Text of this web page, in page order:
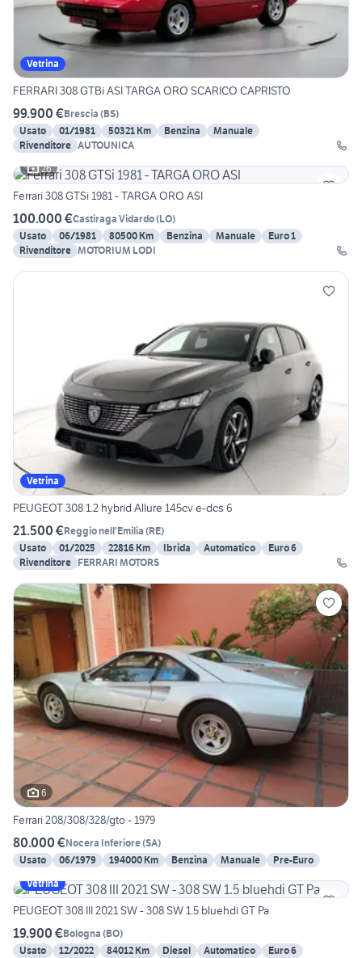
Vetrina
FERRARI 308 GTBi ASI TARGA ORO SCARICO CAPRISTO
99.900 €Brescia (BS)
Usato
01/1981 50321 Km Benzina
Manuale
Rivenditore AUTOUNICA
26
Ferrari 308 GTSi 1981 - TARGA ORO ASI
100.000 €Castiraga Vidardo(LO)
Usato
06/1981 80500 Km Benzina Manuale
Euro 1
Rivenditore MOTORIUM LODI
Vetrina
PEUGEOT 308 1.2 hybrid Allure 145cv e-dcs 6
21.500 €Reggio nell'Emilia (RE)
Usato
01/2025 22816 Km Ibrida Automatico
Euro 6
Rivenditore FERRARI MOTORS
6
Ferrari 208/308/328/gto - 1979
80.000 €Nocera Inferiore(SA)
Usato
06/1979 194000 Km Benzina Manuale
Pre-Euro
Vetrina
PEUGEOT 308 III 2021 SW - 308 SW 1.5 bluehdi GT Pa
19.900 €Bologna (BO)
Usato
12/2022 84012 Km Diesel Automatico
Euro 6